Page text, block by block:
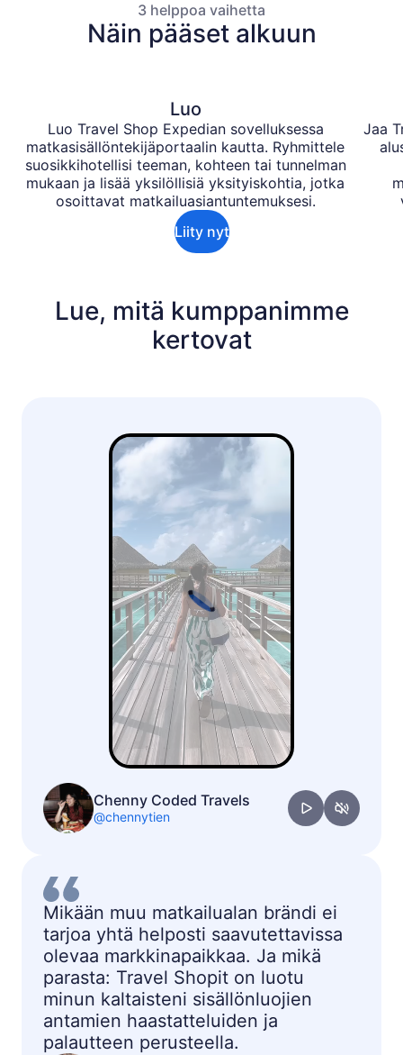
3 helppoa vaihetta
Näin pääset alkuun
Luo
Luo Travel Shop Expedian sovelluksessa
matkasisällöntekijäportaalin kautta. Ryhmittele
suosikkihotellisi teeman, kohteen tai tunnelman
mukaan ja lisää yksilöllisiä yksityiskohtia, jotka
osoittavat matkailuasiantuntemuksesi.
Jaa
Liity nyt
Lue, mitä kumppanimme
kertovat
Ladataan
Chenny Coded Travels
@chennytien
Mikään muu matkailualan brändi ei
tarjoa yhtä helposti saavutettavissa
olevaa markkinapaikkaa. Ja mikä
parasta: Travel Shopit on luotu
minun kaltaisteni sisällönluojien
antamien haastatteluiden ja
palautteen perusteella.